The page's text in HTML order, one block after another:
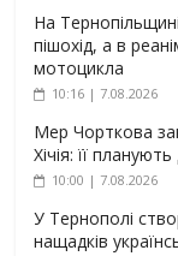
На
пішохід, а в
мотоцикла
10:16 | 7.08.2026
Мер Чорткова
Хічія: її
10:00 | 7.08.2026
У Тернополі
нащадків